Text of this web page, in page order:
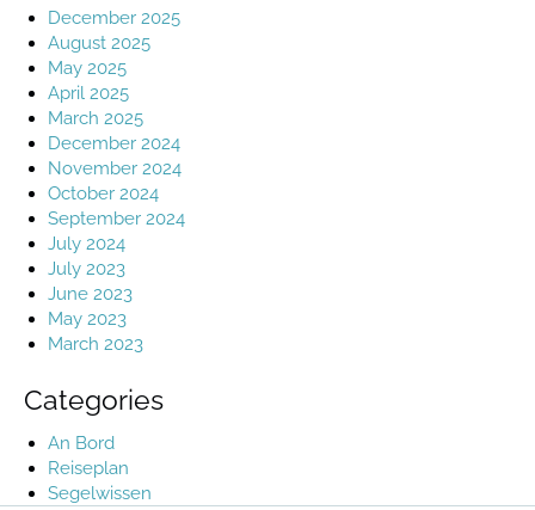
December 2025
August 2025
May 2025
April 2025
March 2025
December 2024
November 2024
October 2024
September 2024
July 2024
July 2023
June 2023
May 2023
March 2023
Categories
An Bord
Reiseplan
Segelwissen